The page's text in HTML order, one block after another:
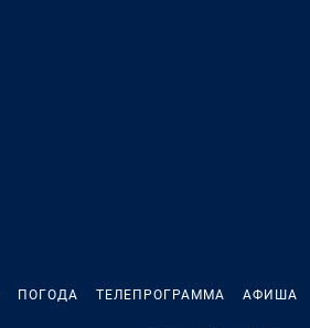
ПОГОДА ТЕЛЕПРОГРАММА АФИША